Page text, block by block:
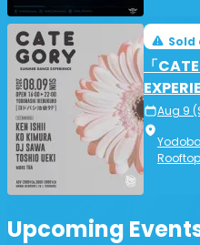
Sold
「
Aug 9
Rooftop
Upcoming